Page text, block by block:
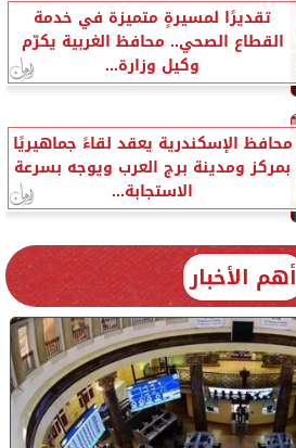
تقديرًا لمسيرةٍ متميزة في خدمة
القطاع الصحي.. محافظ الغربية يكرّم
وكيل وزارة...
محافظ الإسكندرية يعقد لقاءً جماهيريًا
بمركز ومدينة برج العرب ويوجه بسرعة
الاستجابة...
أهم الأخبار